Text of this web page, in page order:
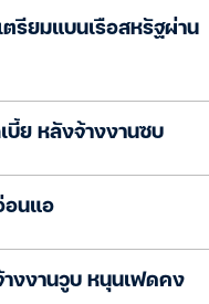
ตรียมแบนเรือสหรัฐผ่าน
บี้ย หลังจ้างงานซบ
อนแอ
งงานวูบ หนุนเฟดคง